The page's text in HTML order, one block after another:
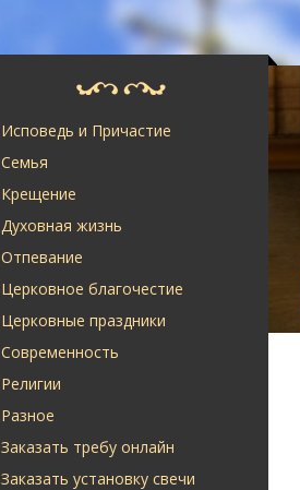
Исповедь и Причастие
Семья
Крещение
Духовная жизнь
Отпевание
Церковное благочестие
Церковные праздники
Современность
Религии
Разное
Заказать требу онлайн
Заказать установку свечи